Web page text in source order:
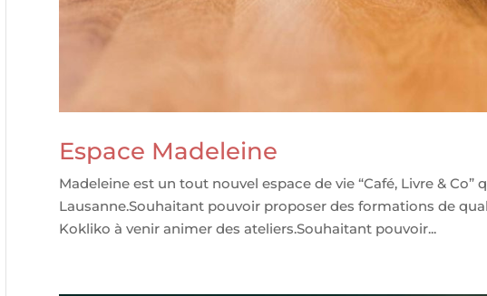
Espace Madeleine
Madeleine est un tout nouvel espace de vie “Café, Livre & Co”
Lausanne.Souhaitant pouvoir proposer des formations de
Kokliko à venir animer des ateliers.Souhaitant pouvoir...